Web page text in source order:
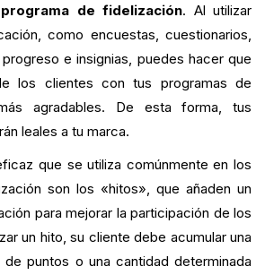
de fidelización. Al utilizar
como encuestas, cuestionarios,
e insignias, puedes hacer que
los clientes con tus programas de
agradables. De esta forma, tus
leales a tu marca.
que se utiliza comúnmente en los
son los «hitos», que añaden un
para mejorar la participación de los
un hito, su cliente debe acumular una
puntos o una cantidad determinada